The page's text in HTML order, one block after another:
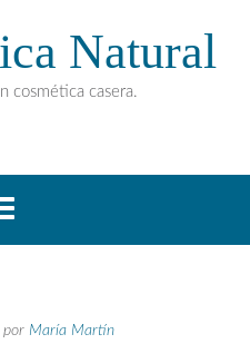
Natural
cosmética casera.
por María Martín